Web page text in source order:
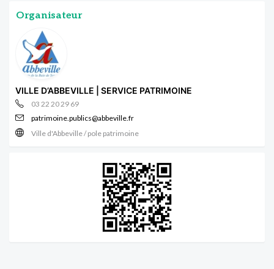
Organisateur
VILLE D’ABBEVILLE | SERVICE PATRIMOINE
03 22 20 29 69
patrimoine.publics@abbeville.fr
Ville d'Abbeville / pole patrimoine